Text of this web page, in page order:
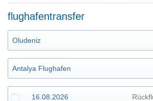
flughafentransfer